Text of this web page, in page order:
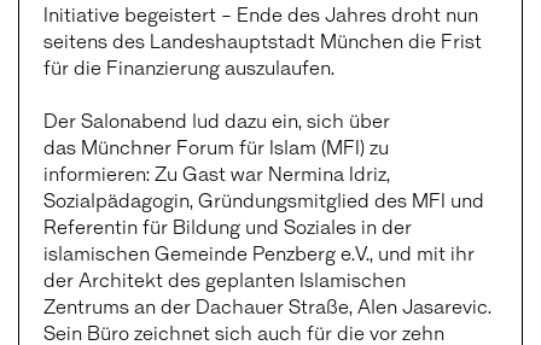
Initiative begeistert – Ende des Jahres droht nun
seitens des Landeshauptstadt München die Frist
für die Finanzierung auszulaufen.
Der Salonabend lud dazu ein, sich über
das Münchner Forum für Islam (MFI) zu
informieren: Zu Gast war Nermina Idriz,
Sozialpädagogin, Gründungsmitglied des MFI und
Referentin für Bildung und Soziales in der
islamischen Gemeinde Penzberg e.V., und mit ihr
der Architekt des geplanten Islamischen
Zentrums an der Dachauer Straße, Alen Jasarevic.
Sein Büro zeichnet sich auch für die vor zehn